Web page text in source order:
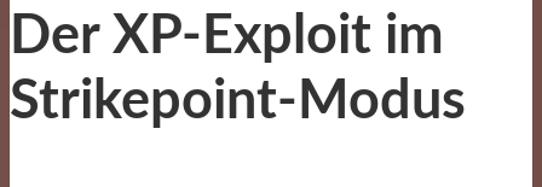
Der XP-Exploit im
Strikepoint-Modus